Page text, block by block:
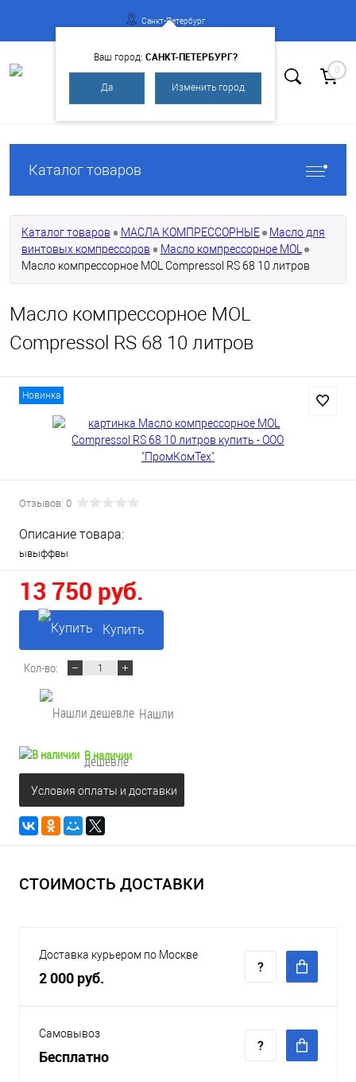
Санкт-Петербург
Ваш город: САНКТ-ПЕТЕРБУРГ?
Да Изменить город
0
Каталог товаров
Каталог товаров МАСЛА КОМПРЕССОРНЫЕ
Масло для
винтовых компрессоров
Масло компрессорное MOL
Масло компрессорное MOL Compressol RS 68 10 литров
Масло компрессорное MOL
Compressol RS 68 10 литров
Новинка
Отзывов: 0
Описание товара:
ывыффвы
13 750 руб.
Купить
Кол-во:
Нашли
дешевле
В наличии
Условия оплаты и доставки
СТОИМОСТЬ ДОСТАВКИ
Доставка курьером по Москве
2 000 руб.
Самовывоз
Бесплатно